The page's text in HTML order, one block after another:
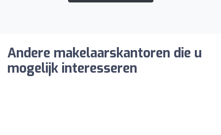
Andere makelaarskantoren die u
mogelijk interesseren